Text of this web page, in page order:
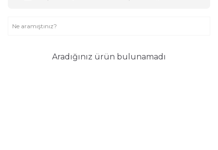
Aradığınız ürün bulunamadı